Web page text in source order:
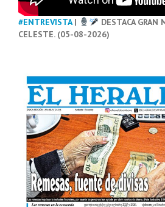
#ENTREVISTA|
DESTACA
CELESTE. (05-08-2026)